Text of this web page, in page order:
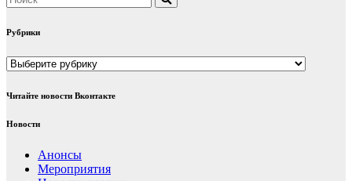
Рубрики
Рубрики
Читайте новости Вконтакте
Новости
Анонсы
Мероприятия